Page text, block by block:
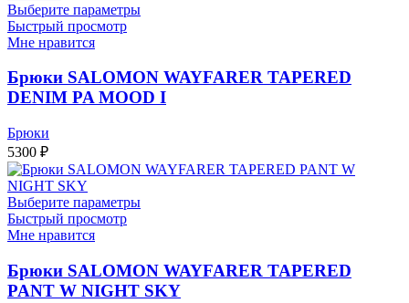
Выберите параметры
Быстрый просмотр
Мне нравится
Брюки SALOMON WAYFARER TAPERED
DENIM PA MOOD I
Брюки
5300 ₽
Выберите параметры
Быстрый просмотр
Мне нравится
Брюки SALOMON WAYFARER TAPERED
PANT W NIGHT SKY